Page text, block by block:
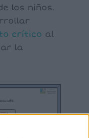
los niños.
crítico al
la